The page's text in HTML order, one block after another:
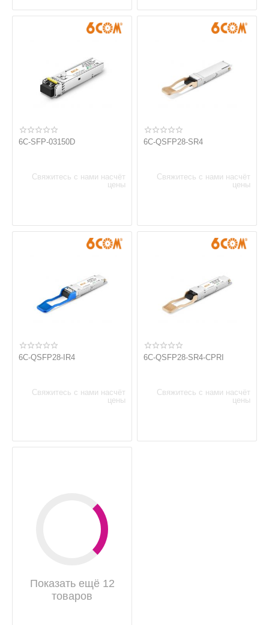
6C-SFP-03150D
Свяжитесь с нами насчёт
цены
6C-QSFP28-SR4
Свяжитесь с нами насчёт
цены
6C-QSFP28-IR4
Свяжитесь с нами насчёт
цены
6C-QSFP28-SR4-CPRI
Свяжитесь с нами насчёт
цены
Показать ещё 12
товаров